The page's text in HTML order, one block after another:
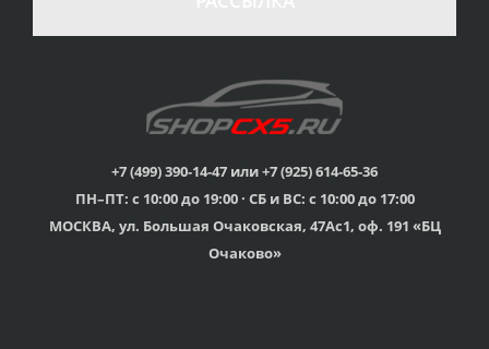
товаром
Вы можете выбрать
наиболее удобный
для Вас
Профессиональная
консультация
мы знаем о Mazda CX-
Скидки
членам клуба и
обладателям клубных
Оперативная доставка
+7 (499) 390-14-47 или +7 (925) 614-65-36
ПН–ПТ: с 10:00 до 19:00 · СБ и ВС: с 10:00 до 17:00
МОСКВА, ул. Большая Очаковская, 47Ас1, оф. 191 «БЦ
Очаково»